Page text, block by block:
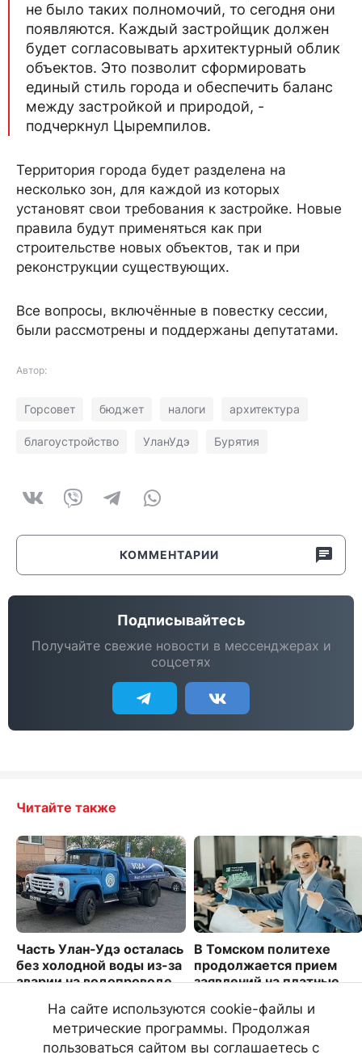
не было таких полномочий, то сегодня они
появляются. Каждый застройщик должен
будет согласовывать архитектурный облик
объектов. Это позволит сформировать
единый стиль города и обеспечить баланс
между застройкой и природой, -
подчеркнул Цыремпилов.
Территория города будет разделена на
несколько зон, для каждой из которых
установят свои требования к застройке. Новые
правила будут применяться как при
строительстве новых объектов, так и при
реконструкции существующих.
Все вопросы, включённые в повестку сессии,
были рассмотрены и поддержаны депутатами.
Автор:
Горсовет бюджет налоги архитектура
благоустройство УланУдэ Бурятия
КОММЕНТАРИИ
Подписывайтесь
Получайте свежие новости в мессенджерах и
соцсетях
Читайте также
Часть Улан-Удэ осталась
без холодной воды из-за
аварии на водопроводе
3326
В Томском политехе
продолжается прием
заявлений на платные
5039
На сайте используются cookie-файлы и
метрические программы. Продолжая
пользоваться сайтом вы соглашаетесь с